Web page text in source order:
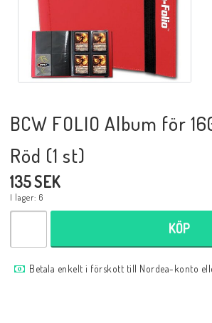
Musik
Mynt och Sedlar
Samlartillbehör
Serier Sverige
BCW FOLIO Album för
Röd (1 st)
135 SEK
I lager: 6
KÖP
Betala enkelt i förskott till Nordea-konto